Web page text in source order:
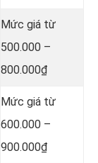
Mức giá từ
500.000 –
800.000₫
Mức giá từ
600.000 –
900.000₫